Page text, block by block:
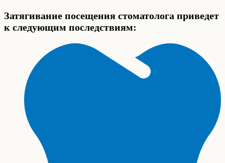
Затягивание посещения стоматолога приведет
к следующим последствиям: